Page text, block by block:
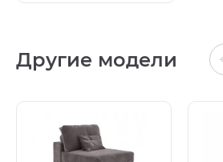
Другие модели